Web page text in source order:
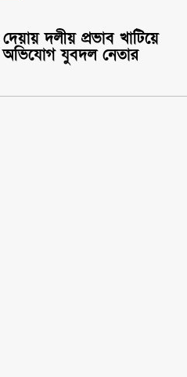
দেয়ায় দলীয় প্রভাব খাটিয়ে
যুবদল নেতার